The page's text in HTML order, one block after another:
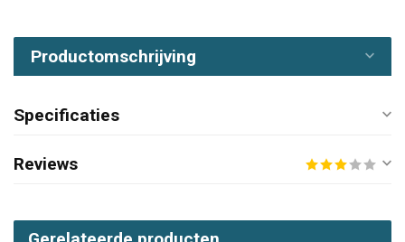
Productomschrijving
Specificaties
Reviews